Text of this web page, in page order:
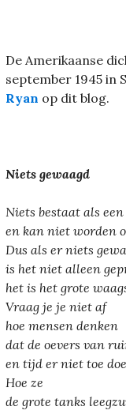
De Amerikaanse
september 1945 in
Ryan op dit blog.
Niets gewaagd
Niets bestaat als
en kan niet worden
Dus als er niets
is het niet alleen
het is het grote
Vraag je je niet af
hoe mensen denken
dat de oevers van
en tijd er niet toe
Hoe ze
de grote tanks